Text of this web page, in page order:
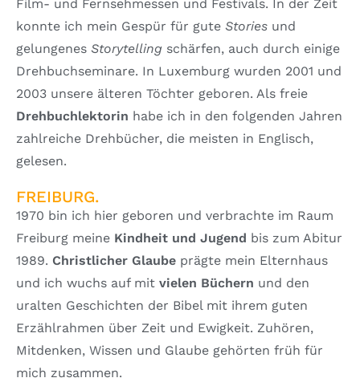
Film- und Fernsehmessen und Festivals. In der Zeit
konnte ich mein Gespür für gute Stories und
gelungenes Storytelling schärfen, auch durch einige
Drehbuchseminare. In Luxemburg wurden 2001 und
2003 unsere älteren Töchter geboren. Als freie
Drehbuchlektorin habe ich in den folgenden Jahren
zahlreiche Drehbücher, die meisten in Englisch,
gelesen.
FREIBURG.
1970 bin ich hier geboren und verbrachte im Raum
Freiburg meine Kindheit und Jugend bis zum Abitur
1989. Christlicher Glaube prägte mein Elternhaus
und ich wuchs auf mit vielen Büchern und den
uralten Geschichten der Bibel mit ihrem guten
Erzählrahmen über Zeit und Ewigkeit. Zuhören,
Mitdenken, Wissen und Glaube gehörten früh für
mich zusammen.